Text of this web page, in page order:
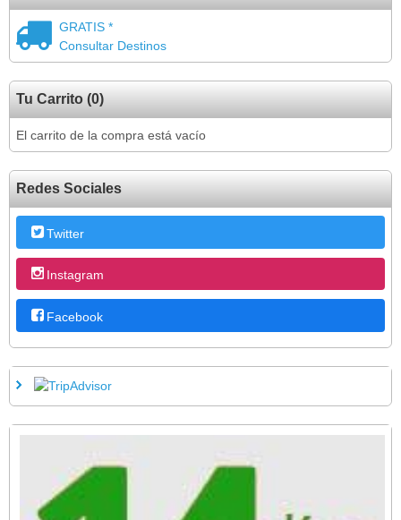
GRATIS *
Consultar Destinos
Tu Carrito (0)
El carrito de la compra está vacío
Redes Sociales
Twitter
Instagram
Facebook